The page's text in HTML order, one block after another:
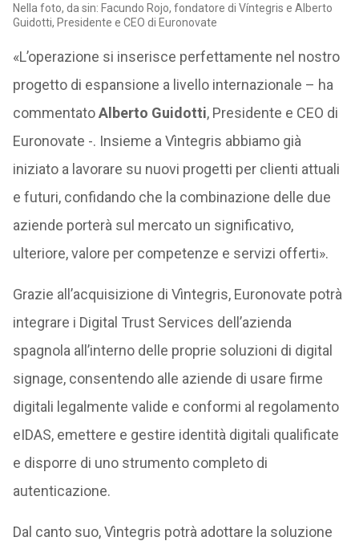
Nella foto, da sin: Facundo Rojo, fondatore di Víntegris e Alberto
Guidotti, Presidente e CEO di Euronovate
«L’operazione si inserisce perfettamente nel nostro
progetto di espansione a livello internazionale – ha
commentatoAlberto Guidotti, Presidente e CEO di
Euronovate -. Insieme a Vìntegris abbiamo già
iniziato a lavorare su nuovi progetti per clienti attuali
e futuri, confidando che la combinazione delle due
aziende porterà sul mercato un significativo,
ulteriore, valore per competenze e servizi offerti».
Grazie all’acquisizione di Vìntegris, Euronovate potrà
integrare i Digital Trust Services dell’azienda
spagnola all’interno delle proprie soluzioni di digital
signage, consentendo alle aziende di usare firme
digitali legalmente valide e conformi al regolamento
eIDAS, emettere e gestire identità digitali qualificate
e disporre di uno strumento completo di
autenticazione.
Dal canto suo, Vìntegris potrà adottare la soluzione